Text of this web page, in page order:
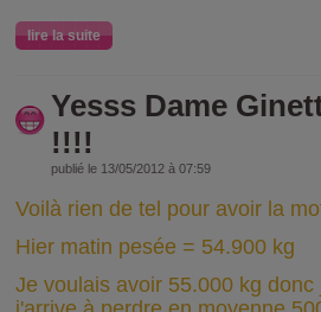
lire la suite
Yesss Dame
!!!!
publié le 13/05/2012 à 07:59
Voilà rien de tel pour avoir la
Hier matin pesée = 54.900 kg
Je voulais avoir 55.000 kg